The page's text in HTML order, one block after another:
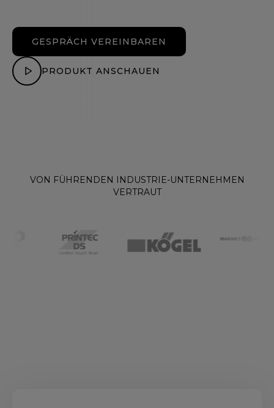
GESPRÄCH VEREINBAREN
PRODUKT ANSCHAUEN
VON FÜHRENDEN INDUSTRIE-UNTERNEHMEN
VERTRAUT